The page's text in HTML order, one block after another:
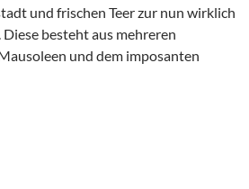
und frischen Teer zur nun wirklich
besteht aus mehreren
und dem imposanten